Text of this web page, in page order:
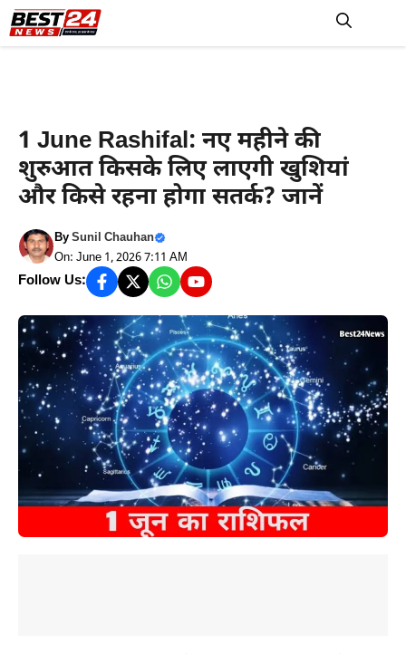
Skip
to
1 June Rashifal: नए महीने की
शुरुआत किसके लिए लाएगी खुशियां
और किसे रहना होगा सतर्क? जानें
BySunil Chauhan
On: June 1, 2026 7:11 AM
Follow Us: